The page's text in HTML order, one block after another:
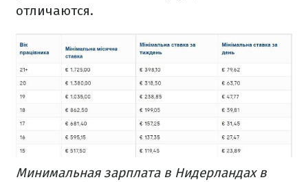
отличаются.
Минимальная зарплата в Нидерландах в